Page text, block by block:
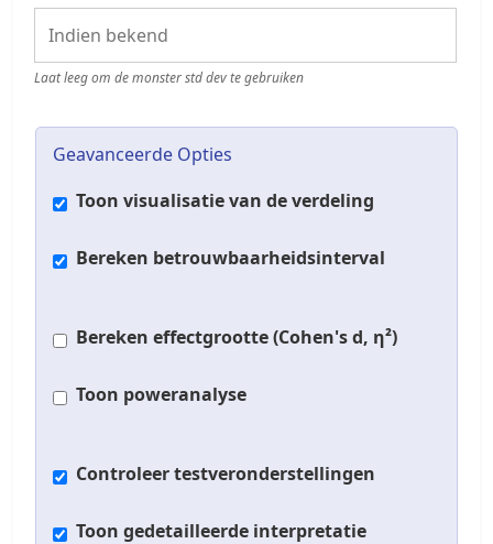
Laat leeg om de monster std dev te gebruiken
Geavanceerde Opties
Toon visualisatie van de verdeling
Bereken betrouwbaarheidsinterval
Bereken effectgrootte (Cohen's d, η²)
Toon poweranalyse
Controleer testveronderstellingen
Toon gedetailleerde interpretatie